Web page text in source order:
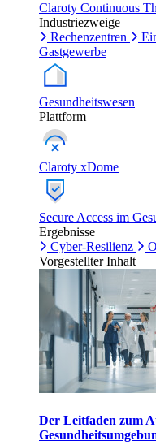
Claroty Continuous
Industriezweige
Rechenzentren
Gastgewerbe
Gesundheitswesen
Plattform
Claroty xDome
Secure Access im
Ergebnisse
Cyber-Resilienz
Vorgestellter Inhalt
Der Leitfaden zum